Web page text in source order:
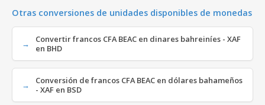
Otras conversiones de unidades disponibles de monedas
Convertir francos CFA BEAC en dinares bahreiníes - XAF
en BHD
Conversión de francos CFA BEAC en dólares bahameños
- XAF en BSD